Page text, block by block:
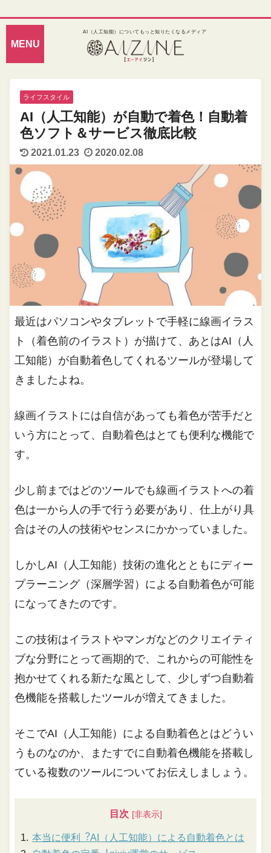
AI（人工知能）についてもっと知りたくなるメディア
ライフスタイル
AI（人工知能）が自動で着色！自動着
色ソフト＆サービス徹底比較
2021.01.23 2020.02.08
最近はパソコンやタブレットで手軽に線画イラス
ト（着色前のイラスト）が描けて、あとはAI（人
工知能）が自動着色してくれるツールが登場して
きましたよね。
線画イラストには自信があっても着色が苦手だと
いう方にとって、自動着色はとても便利な機能で
す。
少し前まではどのツールでも線画イラストへの着
色は一から人の手で行う必要があり、仕上がり具
合はその人の技術やセンスにかかっていました。
しかしAI（人工知能）技術の進化とともにディー
プラーニング（深層学習）による自動着色が可能
になってきたのです。
この技術はイラストやマンガなどのクリエイティ
ブな分野にとって画期的で、これからの可能性を
抱かせてくれる新たな風として、少しずつ自動着
色機能を搭載したツールが増えてきました。
そこでAI（人工知能）による自動着色とはどうい
うものなのか、またすでに自動着色機能を搭載し
ている複数のツールについてお伝えしましょう。
目次
本当に便利︖AI（⼈⼯知能）による⾃動着⾊とは